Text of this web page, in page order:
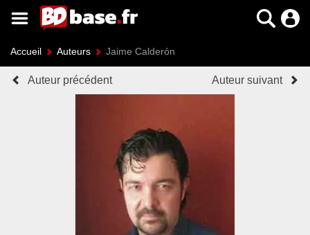
Accueil Auteurs Jaime Calderón
Auteur précédent Auteur suivant